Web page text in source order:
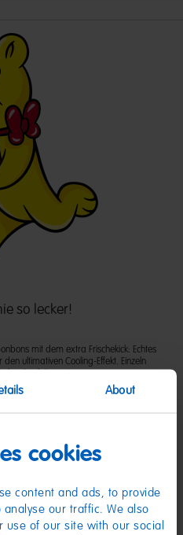
About
cookies
content and ads, to provide
our traffic. We also
use of our site with our social
so lecker!
mit dem extra Frischekick: Echtes
ultimativen Cooling-Effekt. Einzeln
Citronensäure; Aroma;